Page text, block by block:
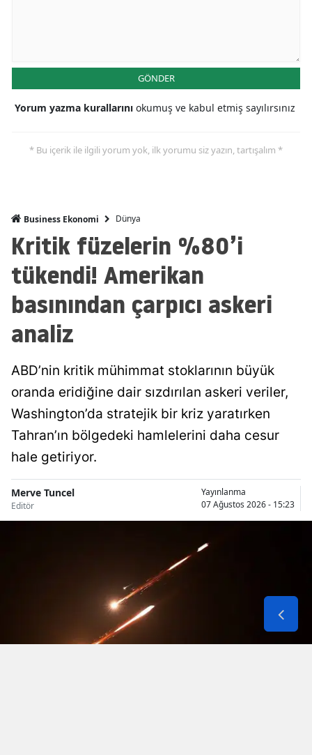
GÖNDER
Yorum yazma kurallarını okumuş ve kabul etmiş sayılırsınız
* Bu içerik ile ilgili yorum yok, ilk yorumu siz yazın, tartışalım *
Business Ekonomi Dünya
Kritik füzelerin %80’i
tükendi! Amerikan
basınından çarpıcı askeri
analiz
ABD’nin kritik mühimmat stoklarının büyük
oranda eridiğine dair sızdırılan askeri veriler,
Washington’da stratejik bir kriz yaratırken
Tahran’ın bölgedeki hamlelerini daha cesur
hale getiriyor.
Merve Tuncel
Editör
Yayınlanma
07 Ağustos 2026 - 15:23